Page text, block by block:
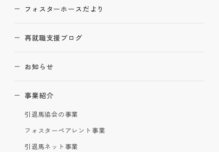
フォスターホースだより
再就職支援ブログ
お知らせ
事業紹介
引退馬協会の事業
フォスターペアレント事業
引退馬ネット事業